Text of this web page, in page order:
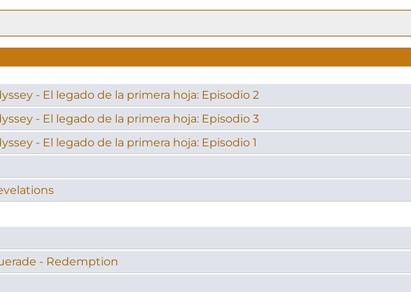
- El legado de la primera hoja: Episodio 2
- El legado de la primera hoja: Episodio 3
- El legado de la primera hoja: Episodio 1
- Redemption